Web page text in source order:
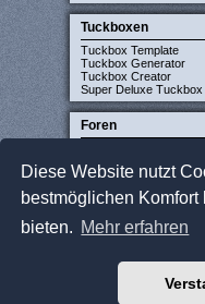
Diese Website nutzt
bestmöglichen
bieten. Mehr erfahren
Tuckboxen
Tuckbox Template
Tuckbox Generator
Tuckbox Creator
Super Deluxe
Foren
CarcassonneCentral
Carcassonne Latvija
Carcassonne CZ
Sonstige Seiten
Gesellschaftsspieler
BoardGameGeek